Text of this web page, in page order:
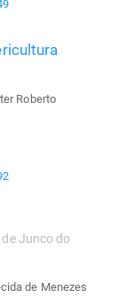
Roberto
Junco do
de Menezes